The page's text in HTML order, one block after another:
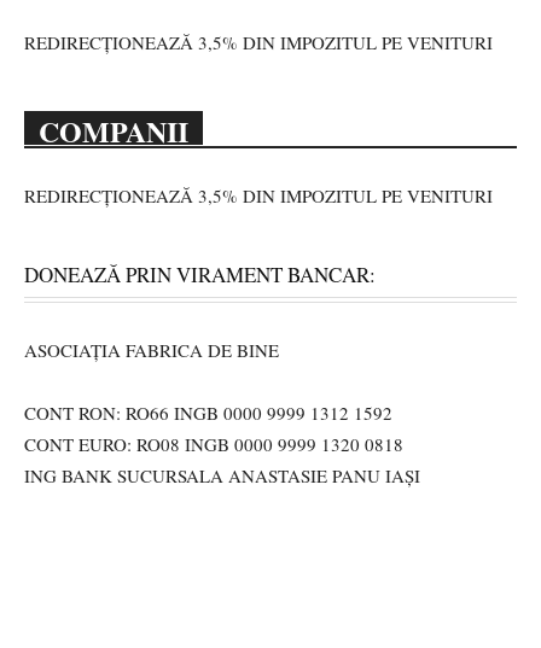
REDIRECȚIONEAZĂ 3,5% DIN IMPOZITUL PE VENITURI
COMPANII
REDIRECȚIONEAZĂ 3,5% DIN IMPOZITUL PE VENITURI
DONEAZĂ PRIN VIRAMENT BANCAR:
ASOCIAȚIA FABRICA DE BINE
CONT RON: RO66 INGB 0000 9999 1312 1592
CONT EURO: RO08 INGB 0000 9999 1320 0818
ING BANK SUCURSALA ANASTASIE PANU IAȘI